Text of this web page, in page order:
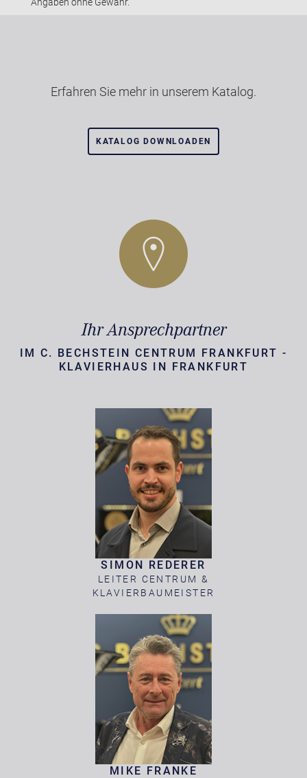
Erfahren Sie mehr in unserem Katalog.
KATALOG DOWNLOADEN
Ihr Ansprechpartner
IM C. BECHSTEIN CENTRUM FRANKFURT -
KLAVIERHAUS IN FRANKFURT
SIMON REDERER
LEITER CENTRUM &
KLAVIERBAUMEISTER
MIKE FRANKE